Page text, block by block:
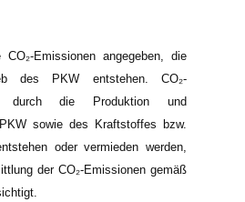
Emissionen angegeben, die
des PKW entstehen. CO₂-
durch die Produktion und
sowie des Kraftstoffes bzw.
oder vermieden werden,
der CO₂-Emissionen gemäß